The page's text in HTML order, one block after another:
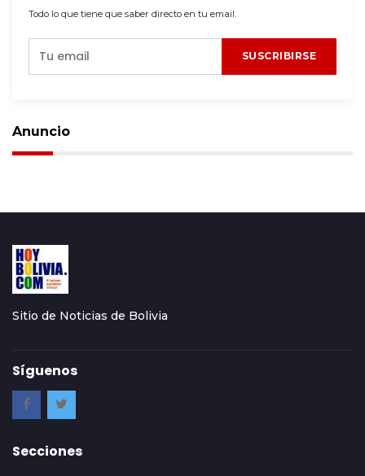
Todo lo que tiene que saber directo en tu email.
SUSCRIBIRSE
Anuncio
Sitio de Noticias de Bolivia
Síguenos
Secciones